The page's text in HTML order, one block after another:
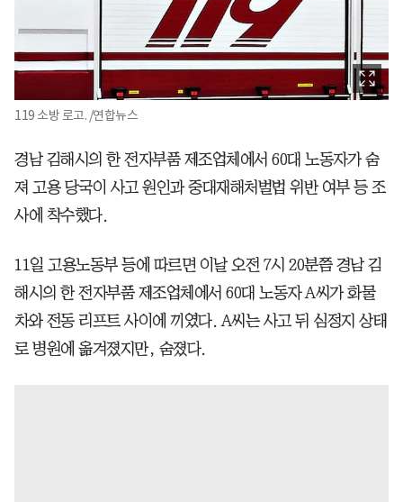
119 소방 로고. /연합뉴스
경남 김해시의 한 전자부품 제조업체에서 60대 노동자가 숨
져 고용 당국이 사고 원인과 중대재해처벌법 위반 여부 등 조
사에 착수했다.
11일 고용노동부 등에 따르면 이날 오전 7시 20분쯤 경남 김
해시의 한 전자부품 제조업체에서 60대 노동자 A씨가 화물
차와 전동 리프트 사이에 끼였다. A씨는 사고 뒤 심정지 상태
로 병원에 옮겨졌지만, 숨졌다.